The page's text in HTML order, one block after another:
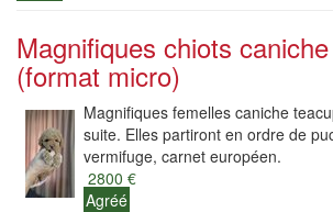
Magnifiques chiots
(format micro)
Magnifiques femelles caniche
suite. Elles partiront en ordre de
vermifuge, carnet européen.
2800 €
Agréé